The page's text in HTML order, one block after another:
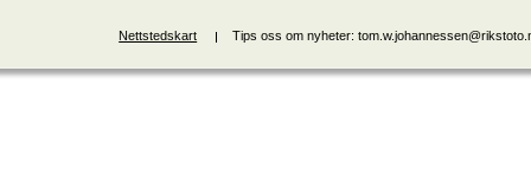
Nettstedskart Tips oss om nyheter: